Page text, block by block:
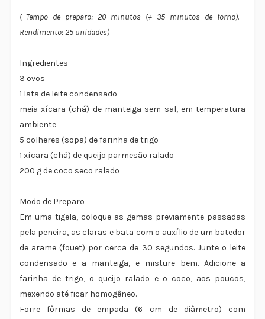
( Tempo de preparo: 20 minutos (+ 35 minutos de forno). -
Rendimento: 25 unidades)
Ingredientes
3 ovos
1 lata de leite condensado
meia xícara (chá) de manteiga sem sal, em temperatura
ambiente
5 colheres (sopa) de farinha de trigo
1 xícara (chá) de queijo parmesão ralado
200 g de coco seco ralado
Modo de Preparo
Em uma tigela, coloque as gemas previamente passadas
pela peneira, as claras e bata com o auxílio de um batedor
de arame (fouet) por cerca de 30 segundos. Junte o leite
condensado e a manteiga, e misture bem. Adicione a
farinha de trigo, o queijo ralado e o coco, aos poucos,
mexendo até ficar homogêneo.
Forre fôrmas de empada (6 cm de diâmetro) com